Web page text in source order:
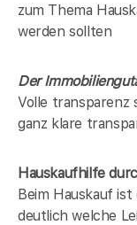
zum Thema
werden sollten
Der
Volle transparenz
ganz klare
Hauskaufhilfe
Beim Hauskauf
deutlich welche